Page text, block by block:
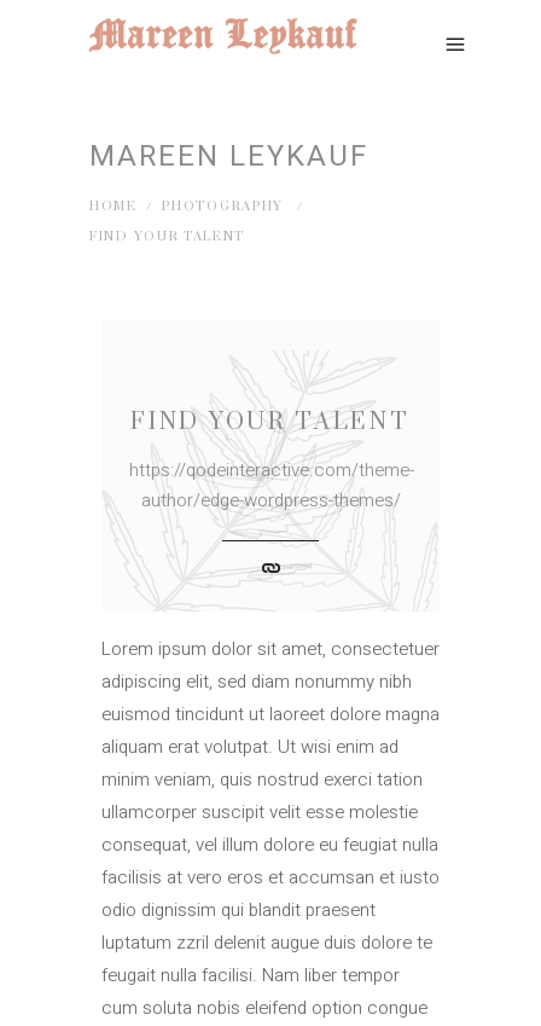
MAREEN LEYKAUF
HOME /PHOTOGRAPHY
/
FIND YOUR TALENT
FIND YOUR TALENT
https://qodeinteractive.com/theme-
author/edge-wordpress-themes/
Lorem ipsum dolor sit amet, consectetuer
adipiscing elit, sed diam nonummy nibh
euismod tincidunt ut laoreet dolore magna
aliquam erat volutpat. Ut wisi enim ad
minim veniam, quis nostrud exerci tation
ullamcorper suscipit velit esse molestie
consequat, vel illum dolore eu feugiat nulla
facilisis at vero eros et accumsan et iusto
odio dignissim qui blandit praesent
luptatum zzril delenit augue duis dolore te
feugait nulla facilisi. Nam liber tempor
cum soluta nobis eleifend option congue